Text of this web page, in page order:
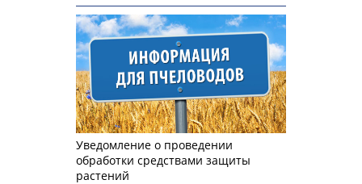
Уведомление о проведении
обработки средствами защиты
растений